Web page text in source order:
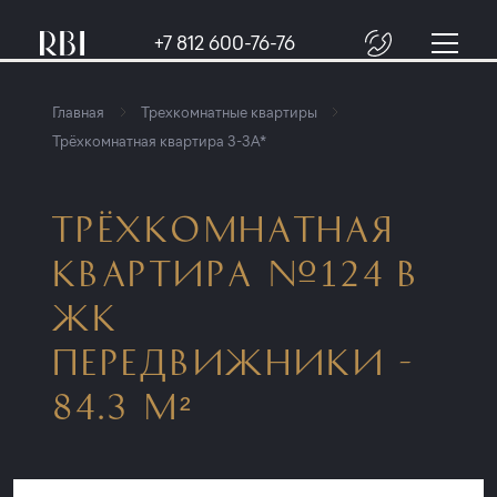
+7 812 600-76-76
Главная
Трехкомнатные квартиры
Трёхкомнатная квартира 3-3A*
ТРЁХКОМНАТНАЯ
КВАРТИРА №124 В
ЖК
ПЕРЕДВИЖНИКИ -
84.3 М²